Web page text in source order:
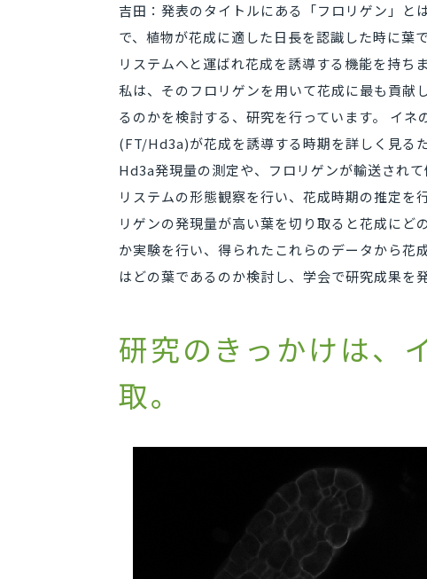
吉田：発表のタイトルにある「フロリゲン」と
で、植物が花成に適した日長を認識した時に葉
リステムへと運ばれ花成を誘導する機能を持ちま
私は、そのフロリゲンを用いて花成に最も貢献
るのかを検討する、研究を行っています。 イネ
(FT/Hd3a)が花成を誘導する時期を詳しく見る
Hd3a発現量の測定や、フロリゲンが輸送され
リステムの形態観察を行い、花成時期の推定を
リゲンの発現量が高い葉を切り取ると花成にど
か実験を行い、得られたこれらのデータから花
はどの葉であるのか検討し、学会で研究成果を
研究のきっかけは、
取。